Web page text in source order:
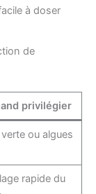
à doser
de
privilégier
verte ou algues
rapide du